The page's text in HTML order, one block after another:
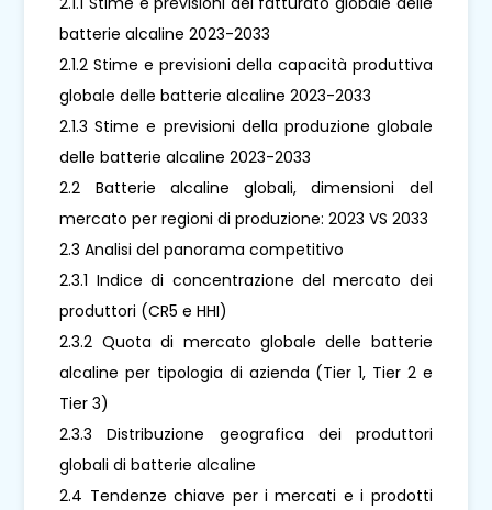
batterie alcaline 2023-2033
2.1.2 Stime e previsioni della capacità produttiva
globale delle batterie alcaline 2023-2033
2.1.3 Stime e previsioni della produzione globale
delle batterie alcaline 2023-2033
2.2 Batterie alcaline globali, dimensioni del
mercato per regioni di produzione: 2023 VS 2033
2.3 Analisi del panorama competitivo
2.3.1 Indice di concentrazione del mercato dei
produttori (CR5 e HHI)
2.3.2 Quota di mercato globale delle batterie
alcaline per tipologia di azienda (Tier 1, Tier 2 e
Tier 3)
2.3.3 Distribuzione geografica dei produttori
globali di batterie alcaline
2.4 Tendenze chiave per i mercati e i prodotti